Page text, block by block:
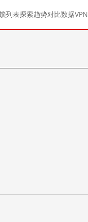
列表探索趋势对比数据VPN